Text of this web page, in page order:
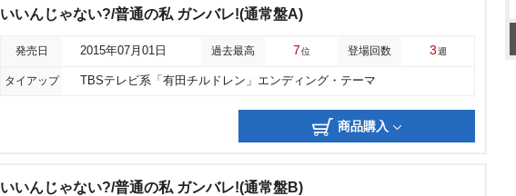
いいんじゃない?/普通の私 ガンバレ!(通常盤A)
発売日 2015年07月01日 過去最高 7位 登場回数 3週
タイアップ TBSテレビ系「有田チルドレン」エンディング・テーマ
商品購入
いいんじゃない?/普通の私 ガンバレ!(通常盤B)